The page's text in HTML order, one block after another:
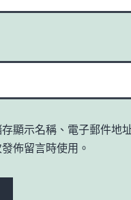
顯示名稱、電子郵件地
佈留言時使用。